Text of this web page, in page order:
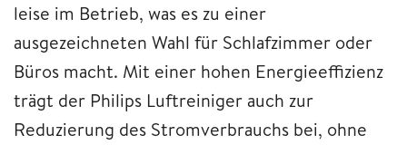
leise im Betrieb, was es zu einer
ausgezeichneten Wahl für Schlafzimmer oder
Büros macht. Mit einer hohen Energieeffizienz
trägt der Philips Luftreiniger auch zur
Reduzierung des Stromverbrauchs bei, ohne